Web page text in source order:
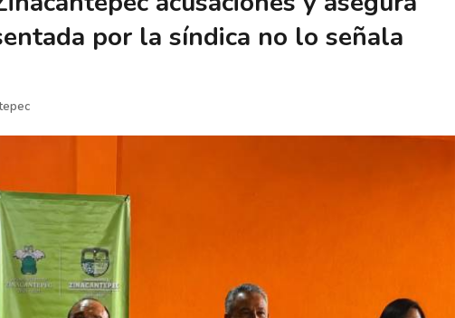
por la síndica no lo señala
Reforma Electoral de
Informa el gobierno federal cómo fue el